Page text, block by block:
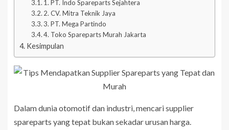
1. PT. Indo Spareparts Sejahtera
2. CV. Mitra Teknik Jaya
3. PT. Mega Partindo
4. Toko Spareparts Murah Jakarta
Kesimpulan
Dalam dunia otomotif dan industri, mencari supplier
spareparts yang tepat bukan sekadar urusan harga.